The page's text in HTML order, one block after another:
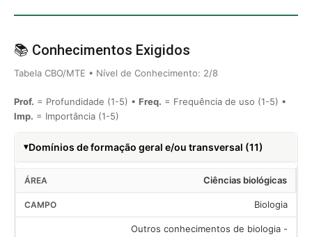
📚 Conhecimentos Exigidos
Tabela CBO/MTE • Nível de Conhecimento: 2/8
Prof. = Profundidade (1-5) • Freq. = Frequência de uso (1-5) •
Imp. = Importância (1-5)
Domínios de formação geral e/ou transversal (11)
Ciências biológicas
Biologia
Outros conhecimentos de biologia -